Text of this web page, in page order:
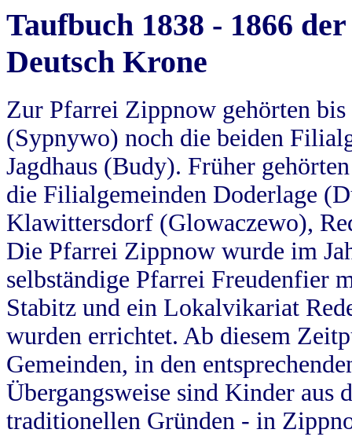
Taufbuch 1838 - 1866
Deutsch Krone
Zur Pfarrei Zippnow gehörten
(Sypnywo) noch die beiden
Jagdhaus (Budy). Früher
die Filialgemeinden Doderlage
Klawittersdorf (Glowaczewo),
Die Pfarrei Zippnow wurde im
selbständige Pfarrei Freudenfier
Stabitz und ein Lokalvikariat
wurden errichtet. Ab diesem
Gemeinden, in den
Übergangsweise sind Kinder aus
traditionellen Gründen - in